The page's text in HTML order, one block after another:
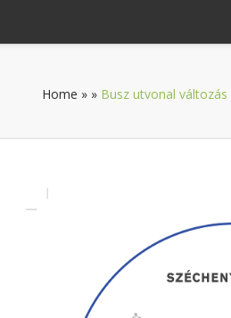
Home » » Busz utvonal